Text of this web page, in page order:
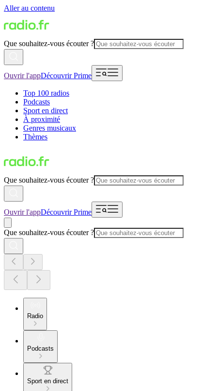
Aller au contenu
Que souhaitez-vous écouter ?
Ouvrir l'appDécouvrir Prime
Top 100 radios
Podcasts
Sport en direct
À proximité
Genres musicaux
Thèmes
Que souhaitez-vous écouter ?
Ouvrir l'appDécouvrir Prime
Que souhaitez-vous écouter ?
Radio
Podcasts
Sport en direct